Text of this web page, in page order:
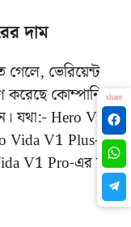
দাম
গেলে, ভেরিয়েন্ট
করেছে কোম্পানি।
যথা:- Hero Vida
Vida V1 Plus-এর
V1 Pro-এর দাম
share